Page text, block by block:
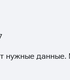
нужные данные.